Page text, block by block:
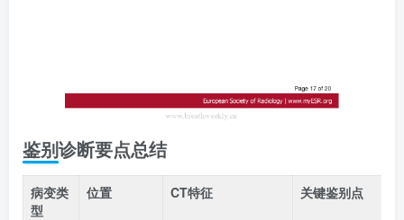
鉴别诊断要点总结
病变类
型
位置 CT特征 关键鉴别点